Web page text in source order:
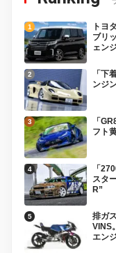
トヨ
ブリ
ェン
「下
ンジ
「
フト
「
スタ
R”
排ガ
VINS
エン